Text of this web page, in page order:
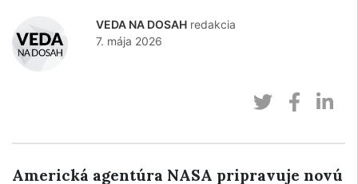
VEDA NA DOSAH redakcia
7. mája 2026
Americká agentúra NASA pripravuje novú